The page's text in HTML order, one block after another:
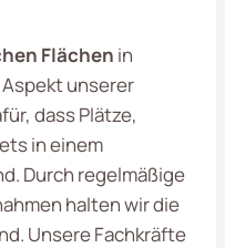
Flächen in
unserer
dass Plätze,
in einem
Durch regelmäßige
halten wir die
Unsere Fachkräfte